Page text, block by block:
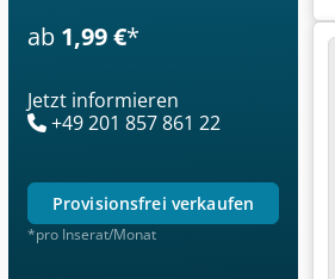
ab 1,99 €*
Jetzt informieren
+49 201 857 861 22
provisionsfrei verkaufen
*pro Inserat/Monat